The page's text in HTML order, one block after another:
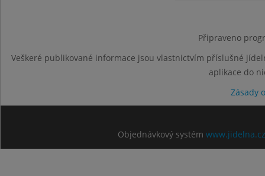
Připraveno
Veškeré publikované informace jsou vlastnictvím příslušné
aplikace do
Zásady
Objednávkový systém www.jidelna.cz